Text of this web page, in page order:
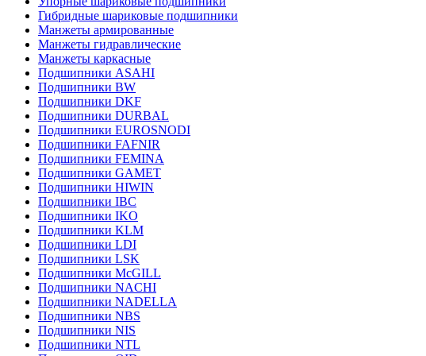
Гибридные шариковые подшипники
Манжеты армированные
Манжеты гидравлические
Манжеты каркасные
Подшипники ASAHI
Подшипники BW
Подшипники DKF
Подшипники DURBAL
Подшипники EUROSNODI
Подшипники FAFNIR
Подшипники FEMINA
Подшипники GAMET
Подшипники HIWIN
Подшипники IBC
Подшипники IKO
Подшипники KLM
Подшипники LDI
Подшипники LSK
Подшипники McGILL
Подшипники NACHI
Подшипники NADELLA
Подшипники NBS
Подшипники NIS
Подшипники NTL